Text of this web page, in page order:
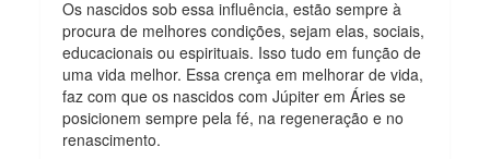
Os nascidos sob essa influência, estão sempre à
procura de melhores condições, sejam elas, sociais,
educacionais ou espirituais. Isso tudo em função de
uma vida melhor. Essa crença em melhorar de vida,
faz com que os nascidos com Júpiter em Áries se
posicionem sempre pela fé, na regeneração e no
renascimento.